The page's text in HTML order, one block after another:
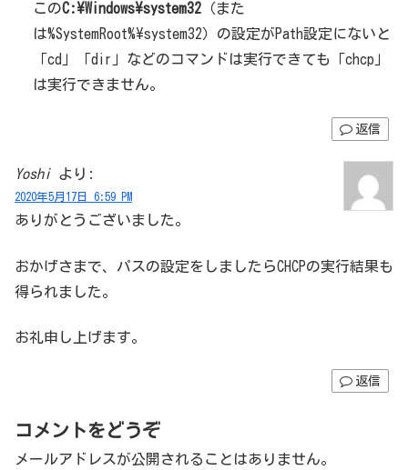
このC:\Windows\system32 （また
は%SystemRoot%\system32）の設定がPath設定にないと
「cd」「dir」などのコマンドは実行できても「chcp」
は実行できません。
返信
Yoshi より:
2020年5月17日 6:59 PM
ありがとうございました。
おかげさまで、パスの設定をしましたらCHCPの実行結果も
得られました。
お礼申し上げます。
返信
コメントをどうぞ
メールアドレスが公開されることはありません。